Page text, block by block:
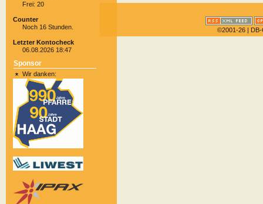
Frei: 20
Counter
Noch 16 Stunden.
Letzter Kontocheck
06.08.2026 18:47
Sponsor
Wir danken:
©2001-26 |